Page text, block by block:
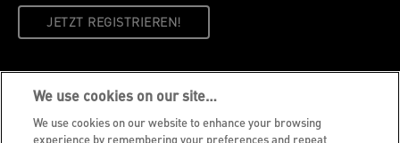
JETZT REGISTRIEREN!
Legal Notice
We use cookies on our site…
We use cookies on our website to enhance your browsing